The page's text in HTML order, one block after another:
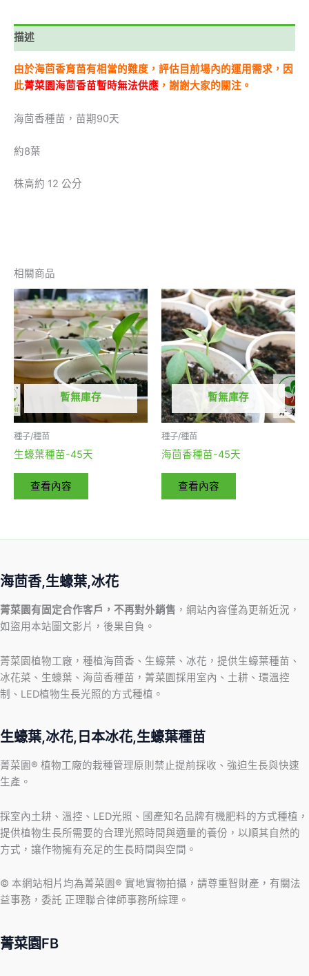
描述
由於海茴香育苗有相當的難度，評估目前場內的運用需求，因
此菁菜園海茴香苗暫時無法供應 ，謝謝大家的關注。
海茴香種苗，苗期90天
約8葉
株高約 12 公分
相關商品
暫無庫存
種子/種苗
生蠔葉種苗-45天
查看內容
暫無庫存
種子/種苗
海茴香種苗-45天
查看內容
海茴香,生蠔葉,冰花
菁菜園有固定合作客戶，不再對外銷售 ，網站內容僅為更新近況，
如盜用本站圖文影片，後果自負。
菁菜園植物工廠，種植海茴香、生蠔葉、冰花，提供生蠔葉種苗、
冰花菜、生蠔葉、海茴香種苗，菁菜園採用室內、土耕、環溫控
制、LED植物生長光照的方式種植。
生蠔葉,冰花,日本冰花,生蠔葉種苗
菁菜園® 植物工廠的栽種管理原則禁止提前採收、強迫生長與快速
生產。
採室內土耕、溫控、LED光照、國產知名品牌有機肥料的方式種植，
提供植物生長所需要的合理光照時間與適量的養份，以順其自然的
方式，讓作物擁有充足的生長時間與空間。
© 本網站相片均為菁菜園® 實地實物拍攝，請尊重智財產，有關法
益事務，委託 正理聯合律師事務所綜理。
菁菜園FB